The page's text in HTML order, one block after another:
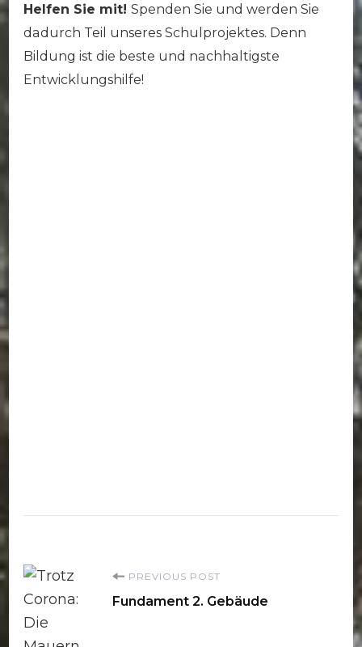
Helfen Sie mit! Spenden Sie und werden Sie
dadurch Teil unseres Schulprojektes. Denn
Bildung ist die beste und nachhaltigste
Entwicklungshilfe!
Post
Navigation
PREVIOUS POST
Fundament 2. Gebäude